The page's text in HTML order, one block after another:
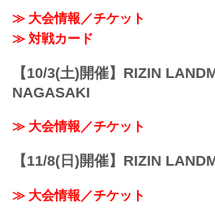
≫ 大会情報／チケット
≫ 対戦カード
【10/3(土)開催】RIZIN
NAGASAKI
≫ 大会情報／チケット
【11/8(日)開催】RIZIN
≫ 大会情報／チケット